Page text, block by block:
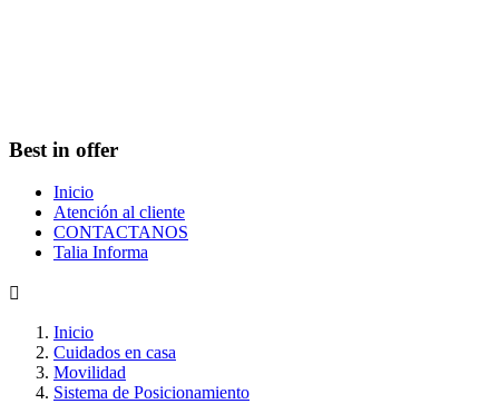
Best in offer
Inicio
Atención al cliente
CONTACTANOS
Talia Informa

Inicio
Cuidados en casa
Movilidad
Sistema de Posicionamiento